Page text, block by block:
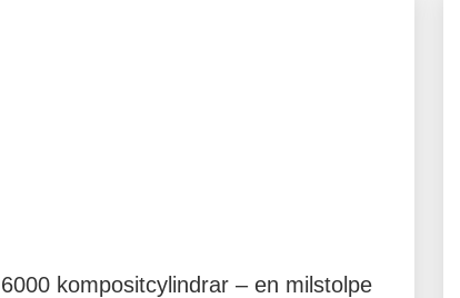
6000 kompositcylindrar – en milstolpe